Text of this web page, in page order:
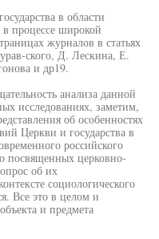
в области
процессе широкой
журналов в статьях
ского, Д. Лескина, Е.
и др19.
анализа данной
исследованиях, заметим,
об особенностях
Церкви и государства в
российского
посвященных церковно-
об их
социологического
Все это в целом и
и предмета